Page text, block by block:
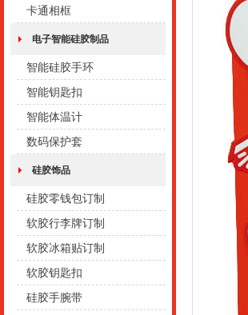
卡通相框
电子智能硅胶制品
智能硅胶手环
智能钥匙扣
智能体温计
数码保护套
硅胶饰品
硅胶零钱包订制
软胶行李牌订制
软胶冰箱贴订制
软胶钥匙扣
硅胶手腕带